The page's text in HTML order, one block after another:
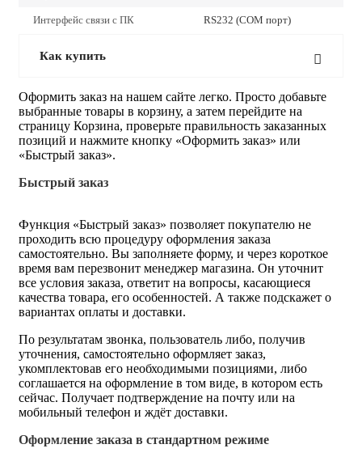
Интерфейс связи с ПК RS232 (COM порт)
Как купить
Оформить заказ на нашем сайте легко. Просто добавьте
выбранные товары в корзину, а затем перейдите на
страницу Корзина, проверьте правильность заказанных
позиций и нажмите кнопку «Оформить заказ» или
«Быстрый заказ».
Быстрый заказ
Функция «Быстрый заказ» позволяет покупателю не
проходить всю процедуру оформления заказа
самостоятельно. Вы заполняете форму, и через короткое
время вам перезвонит менеджер магазина. Он уточнит
все условия заказа, ответит на вопросы, касающиеся
качества товара, его особенностей. А также подскажет о
вариантах оплаты и доставки.
По результатам звонка, пользователь либо, получив
уточнения, самостоятельно оформляет заказ,
укомплектовав его необходимыми позициями, либо
соглашается на оформление в том виде, в котором есть
сейчас. Получает подтверждение на почту или на
мобильный телефон и ждёт доставки.
Оформление заказа в стандартном режиме